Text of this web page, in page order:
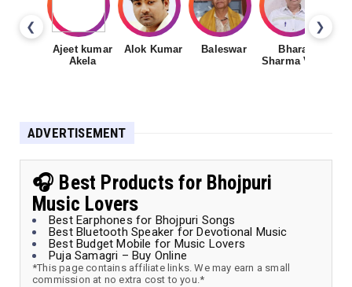
❮ ❯
Ajeet kumar
Akela
Alok Kumar Baleswar
Bharat
Sharma Vyas
ADVERTISEMENT
🎧 Best Products for Bhojpuri
Music Lovers
Best Earphones for Bhojpuri Songs
Best Bluetooth Speaker for Devotional Music
Best Budget Mobile for Music Lovers
Puja Samagri – Buy Online
*This page contains affiliate links. We may earn a small
commission at no extra cost to you.*